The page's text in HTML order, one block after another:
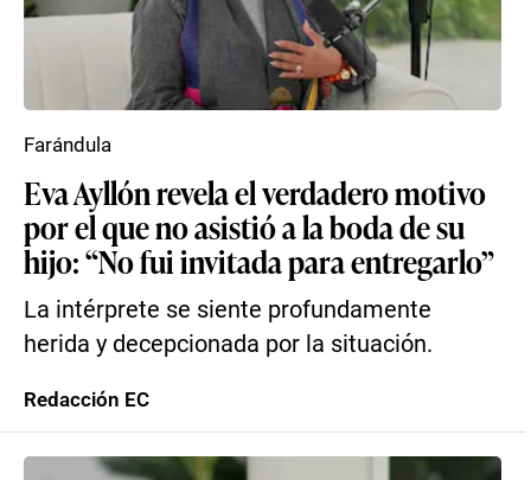
Eva Ayllón revela el verdadero motivo
por el que no asistió a la boda de su
hijo: “No fui invitada para entregarlo”
La intérprete se siente profundamente
herida y decepcionada por la situación.
Farándula
Redacción EC